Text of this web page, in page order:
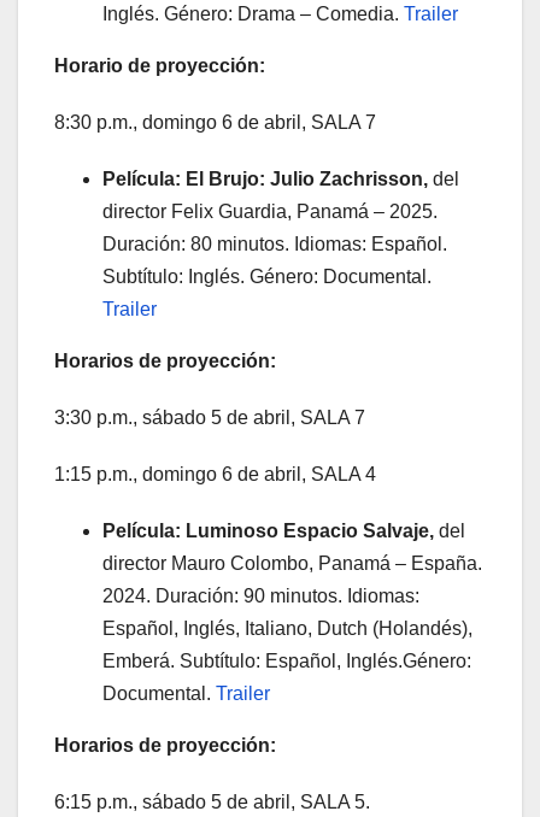
Inglés. Género: Drama – Comedia. Trailer
Horario de proyección:
8:30 p.m., domingo 6 de abril, SALA 7
Película: El Brujo: Julio Zachrisson, del
director Felix Guardia, Panamá – 2025.
Duración: 80 minutos. Idiomas: Español.
Subtítulo: Inglés. Género: Documental.
Trailer
Horarios de proyección:
3:30 p.m., sábado 5 de abril, SALA 7
1:15 p.m., domingo 6 de abril, SALA 4
Película: Luminoso Espacio Salvaje, del
director Mauro Colombo, Panamá – España.
2024. Duración: 90 minutos. Idiomas:
Español, Inglés, Italiano, Dutch (Holandés),
Emberá. Subtítulo: Español, Inglés.Género:
Documental. Trailer
Horarios de proyección:
6:15 p.m., sábado 5 de abril, SALA 5.